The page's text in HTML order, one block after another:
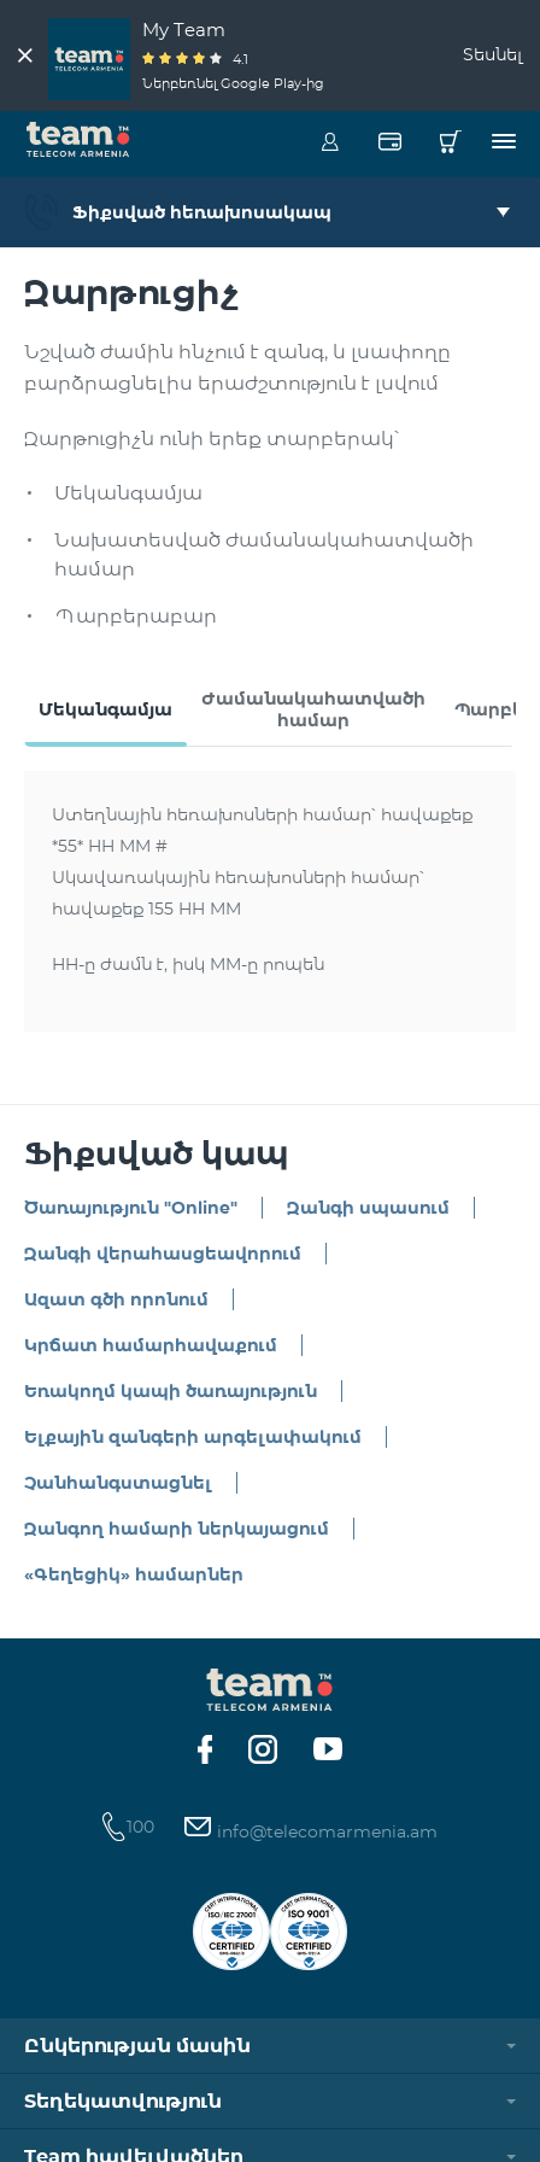
My Team
4.1
Ներբեռնել Google Play-ից
Տեսնել
Ֆիքսված հեռախոսակապ
Զարթուցիչ
Նշված ժամին հնչում է զանգ, և լսափողը
բարձրացնելիս երաժշտություն է լսվում
Զարթուցիչն ունի երեք տարբերակ՝
Մեկանգամյա
Նախատեսված ժամանակահատվածի
համար
Պարբերաբար
Մեկանգամյա
Ժամանակահատվածի
համար
Ստեղնային հեռախոսների համար՝ հավաքեք
*55* HH MM #
Սկավառակային հեռախոսների համար՝
հավաքեք 155 HH MM
HH-ը ժամն է, իսկ MM-ը րոպեն
Ֆիքսված կապ
Ծառայություն "Online" Զանգի սպասում
Զանգի վերահասցեավորում
Ազատ գծի որոնում
Կրճատ համարհավաքում
Եռակողմ կապի ծառայություն
Ելքային զանգերի արգելափակում
Չանհանգստացնել
Զանգող համարի ներկայացում
«Գեղեցիկ» համարներ
100 info@telecomarmenia.am
Ընկերության մասին
Տեղեկատվություն
Team հավելվածներ